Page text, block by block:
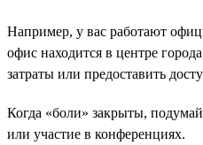
Например, у вас работают
офис находится в центре
затраты или предоставить
Когда «боли» закрыты,
или участие в конференциях.